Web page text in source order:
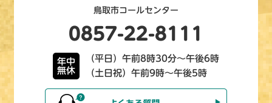
鳥取市コールセンター
0857-22-8111
年中
無休
（平日）午前8時30分～午後6時
（土日祝）午前9時～午後5時